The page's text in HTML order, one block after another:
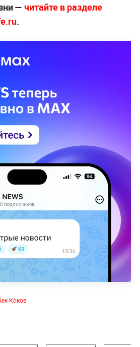
— читайте в разделе
.
Коков